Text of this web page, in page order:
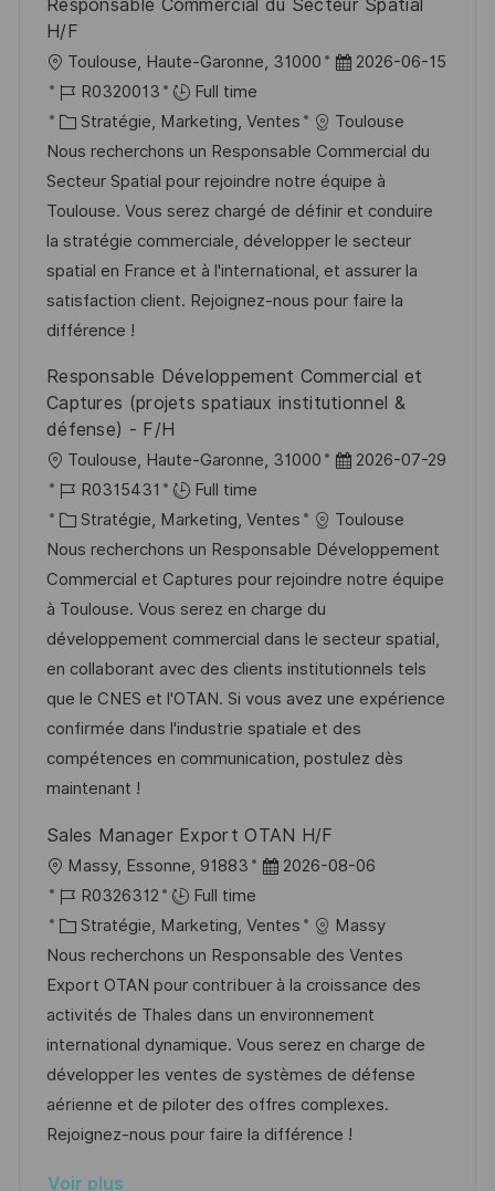
o
c
a
d
o
e
Responsable Commercial du Secteur Spatial
H/F
o
c
a
l
i
s
a
t
i
n
Toulouse, Haute-Garonne, 31000
D
t
e
d
’
a
f
f
h
g
2026-06-15
R
é
f
é
r
e
n
c
e
u
p
o
s
t
R0320013
Full time
C
a
t
é
g
o
r
i
Stratégie, Marketing, Ventes
Toulouse
Nous recherchons un Responsable Commercial du
Secteur Spatial pour rejoindre notre équipe à
Toulouse. Vous serez chargé de définir et conduire
la stratégie commerciale, développer le secteur
spatial en France et à l'international, et assurer la
satisfaction client. Rejoignez-nous pour faire la
différence !
Responsable Développement Commercial et
Captures (projets spatiaux institutionnel &
défense) - F/H
o
c
a
l
i
s
a
t
i
o
n
Toulouse, Haute-Garonne, 31000
D
t
e
d
a
f
f
i
c
e
2026-07-29
R
é
f
é
r
e
n
c
e
d
u
o
s
t
e
R0315431
Full time
C
a
t
é
g
o
r
i
e
Stratégie, Marketing, Ventes
Toulouse
Nous recherchons un Responsable Développement
Commercial et Captures pour rejoindre notre équipe
à Toulouse. Vous serez en charge du
développement commercial dans le secteur spatial,
en collaborant avec des clients institutionnels tels
que le CNES et l'OTAN. Si vous avez une expérience
confirmée dans l'industrie spatiale et des
compétences en communication, postulez dès
maintenant !
Sales Manager Export OTAN H/F
o
c
a
l
i
s
a
t
i
Massy, Essonne, 91883
D
t
e
d
’
a
f
f
2026-08-06
R
é
f
é
r
e
n
c
e
R0326312
Full time
C
a
t
é
g
o
r
i
Stratégie, Marketing, Ventes
Massy
Nous recherchons un Responsable des Ventes
Export OTAN pour contribuer à la croissance des
activités de Thales dans un environnement
international dynamique. Vous serez en charge de
développer les ventes de systèmes de défense
aérienne et de piloter des offres complexes.
Rejoignez-nous pour faire la différence !
Voir plus